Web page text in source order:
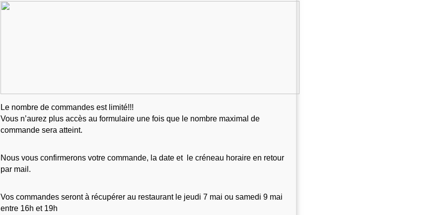
Le nombre de commandes est limité!!!
Vous n’aurez plus accès au formulaire une fois que le nombre maximal de
commande sera atteint.
Nous vous confirmerons votre commande, la date et  le créneau horaire en retour
par mail.
Vos commandes seront à récupérer au restaurant le jeudi 7 mai ou samedi 9 mai
entre 16h et 19h